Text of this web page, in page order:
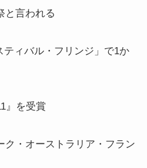
と言われる
ティバル・フリンジ」で1か
』を受賞
ク・オーストラリア・フラン